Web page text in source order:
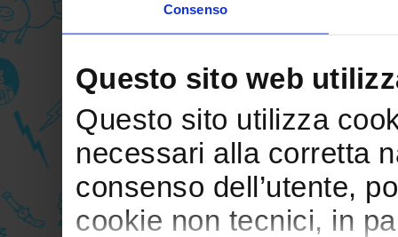
Consenso
Questo sito web
Questo sito utilizza
necessari alla corretta
consenso dell’utente,
cookie non tecnici, in